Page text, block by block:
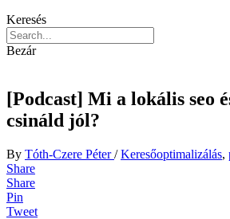
Keresés
Bezár
[Podcast] Mi a lokális seo
csináld jól?
By Tóth-Czere Péter /Keresőoptimalizálás,
Share
Share
Pin
Tweet